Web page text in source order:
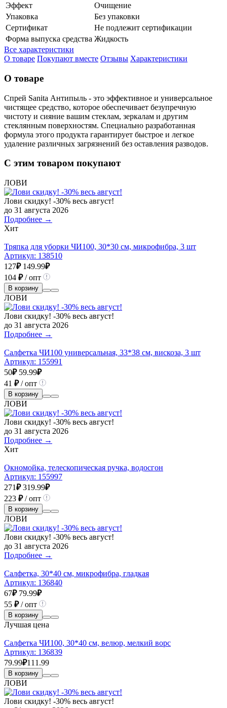
Эффект
Очищение
Упаковка
Без упаковки
Сертификат
Не подлежит сертификации
Форма выпуска средства Жидкость
Все характеристики
О товаре Покупают вместе Отзывы Характеристики
О товаре
Спрей Sanita Антипыль - это эффективное и универсальное
чистящее средство, которое обеспечивает безупречную
чистоту и сияние вашим стеклам, зеркалам и другим
стеклянным поверхностям. Специально разработанная
формула этого продукта гарантирует быстрое и легкое
удаление различных загрязнений без оставления разводов.
С этим товаром покупают
ЛОВИ
Лови скидку! -30% весь август!
до 31 августа 2026
Подробнее →
Хит
Тряпка для уборки ЧИ100, 30*30 см, микрофибра, 3 шт
Артикул: 138510
127₽ 149.99₽
104 ₽/ опт
В корзину
ЛОВИ
Лови скидку! -30% весь август!
до 31 августа 2026
Подробнее →
Салфетка ЧИ100 универсальная, 33*38 см, вискоза, 3 шт
Артикул: 155991
50₽ 59.99₽
41 ₽/ опт
В корзину
ЛОВИ
Лови скидку! -30% весь август!
до 31 августа 2026
Подробнее →
Хит
Окномойка, телескопическая ручка, водосгон
Артикул: 155997
271₽ 319.99₽
223 ₽/ опт
В корзину
ЛОВИ
Лови скидку! -30% весь август!
до 31 августа 2026
Подробнее →
Салфетка, 30*40 см, микрофибра, гладкая
Артикул: 136840
67₽ 79.99₽
55 ₽/ опт
В корзину
Лучшая цена
Салфетка ЧИ100, 30*40 см, велюр, мелкий ворс
Артикул: 136839
79.99₽111.99
В корзину
ЛОВИ
Лови скидку! -30% весь август!